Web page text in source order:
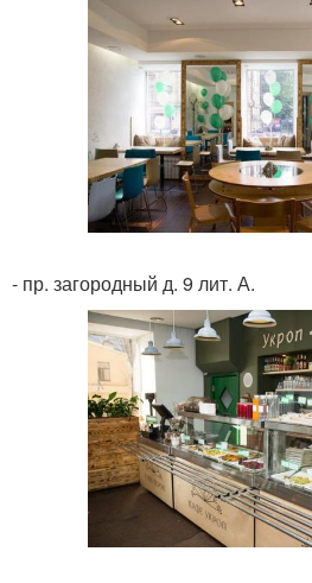
- пр. загородный д. 9 лит. А.